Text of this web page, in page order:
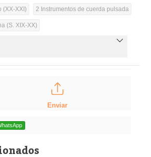
(XX-XXI) 2 Instrumentos de cuerda pulsada
(S. XIX-XX)
Enviar